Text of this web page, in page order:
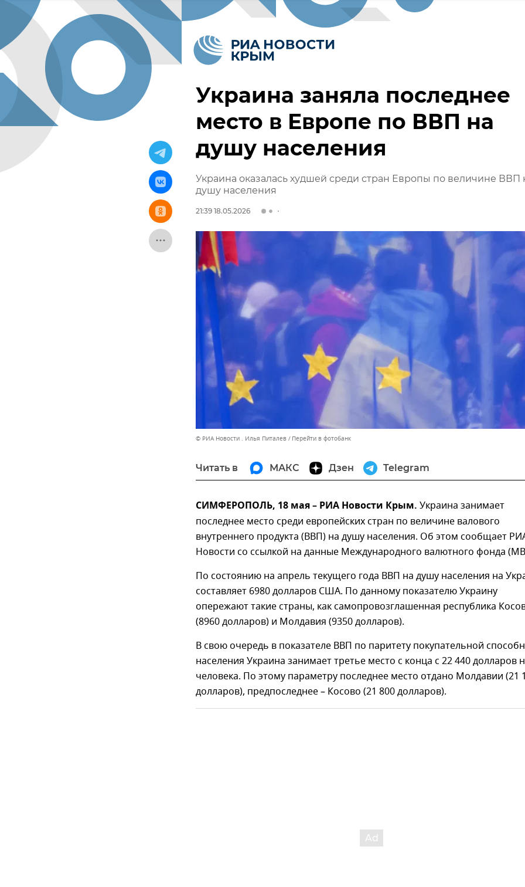
Украина заняла последнее
место в Европе по ВВП на
душу населения
Украина оказалась худшей среди стран Европы по величине ВВП
душу населения
21:39 18.05.2026
© РИА Новости . Илья Питалев Перейти в фотобанк
Читать в МАКС Дзен Telegram
СИМФЕРОПОЛЬ, 18 мая – РИА Новости Крым. Украина занимает
последнее место среди европейских стран по величине валового
внутреннего продукта (ВВП) на душу населения. Об этом сообщает
Новости со ссылкой на данные Международного валютного фонда
По состоянию на апрель текущего года ВВП на душу населения на
составляет 6980 долларов США. По данному показателю Украину
опережают такие страны, как самопровозглашенная республика
(8960 долларов) и Молдавия (9350 долларов).
В свою очередь в показателе ВВП по паритету покупательной
населения Украина занимает третье место с конца с 22 440 долларов
человека. По этому параметру последнее место отдано Молдавии (21
долларов), предпоследнее – Косово (21 800 долларов).